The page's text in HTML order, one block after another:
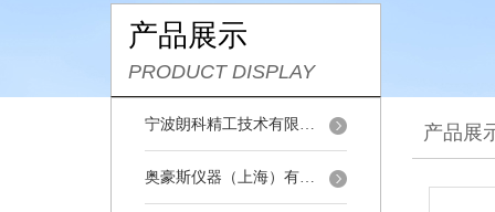
产品展示
PRODUCT DISPLAY
宁波朗科精工技术有限公司
奥豪斯仪器（上海）有限公司
产品展